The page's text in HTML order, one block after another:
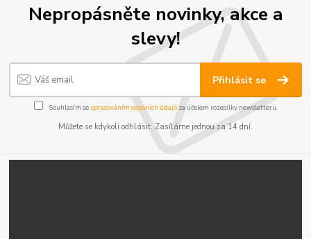
Nepropásněte novinky, akce a
slevy!
Přihlásit se
Souhlasím se zpracováním osobních údajůza účelem rozesílky newsletteru.
Můžete se kdykoli odhlásit. Zasíláme jednou za 14 dní.